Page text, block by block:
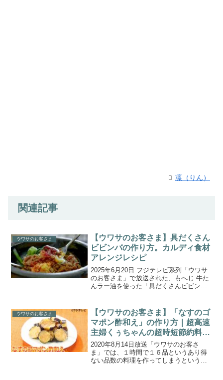
凛（りん）
関連記事
ウワサのお客さま
【ウワサのお客さま】具だくさん
ビビンバの作り方。カルディ食材
アレンジレシピ
2025年6月20日 フジテレビ系列「ウワサ
のお客さま」で放送された、もへじ 牛た
んラー油を使った「具だくさんビビン
人が登場！普段からカルディ調味料を愛
用する森三中の村...
ウワサのお客さま
【ウワサのお客さま】「なすのゴ
マポン酢和え」の作り方｜超高速
主婦くぅちゃんの超時短節約料理
レシピ(2020.8.14)
2020年8月14日放送「ウワサのお客さ
ま」では、１時間で１６品というあり得
ない品数の料理を作ってしまうという新